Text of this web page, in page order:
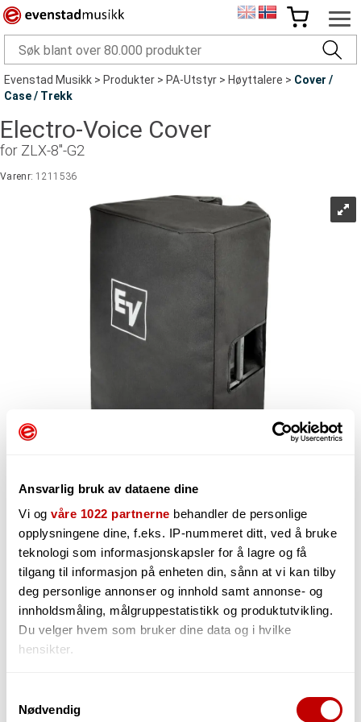
Ansvarlig bruk av dataene dine
Vi og våre 1022 partnerne behandler de personlige
opplysningene dine, f.eks. IP-nummeret ditt, ved å bruke
teknologi som informasjonskapsler for å lagre og få
tilgang til informasjon på enheten din, sånn at vi kan tilby
deg personlige annonser og innhold samt annonse- og
innholdsmåling, målgruppestatistikk og produktutvikling.
Du velger hvem som bruker dine data og i hvilke
hensikter.
Innhente informasjon om den geografiske
Nødvendig
Evenstad Musikk>Produkter>PA-Utstyr>Høyttalere>Cover /
Case / Trekk
Electro-Voice Cover
for ZLX-8"-G2
Varenr:1211536
630,-